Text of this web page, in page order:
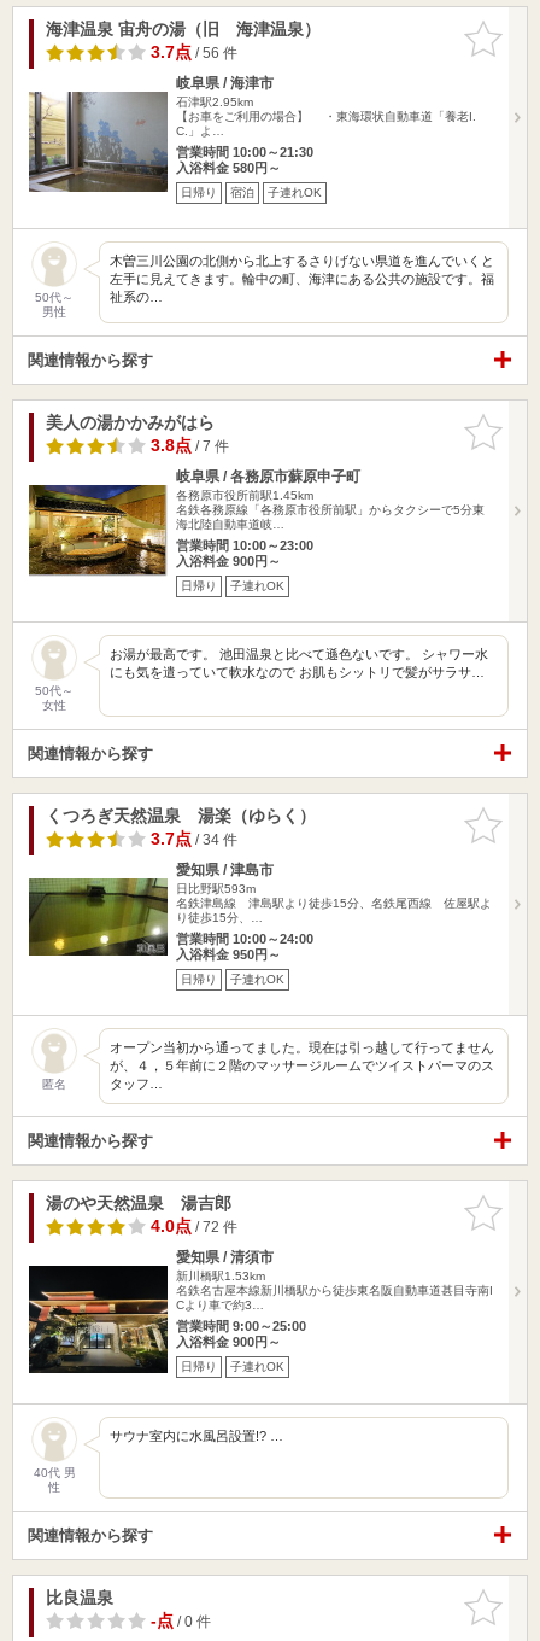
お気に入
りに追加
海津温泉 宙舟の湯（旧 海津温泉）
3.7点/ 56 件
岐阜県 / 海津市
石津駅2.95km
【お車をご利用の場合】 ・東海環状自動車道「養老I.
C.」よ…
営業時間 10:00～21:30
入浴料金 580円～
日帰り 宿泊 子連れOK
50代～
男性
木曽三川公園の北側から北上するさりげない県道を進んでいくと
左手に見えてきます。輪中の町、海津にある公共の施設です。福
祉系の…
関連情報から探す
お気に入
りに追加
美人の湯かかみがはら
3.8点/ 7 件
岐阜県 / 各務原市蘇原申子町
各務原市役所前駅1.45km
名鉄各務原線「各務原市役所前駅」からタクシーで5分東
海北陸自動車道岐…
営業時間 10:00～23:00
入浴料金 900円～
日帰り 子連れOK
50代～
女性
お湯が最高です。 池田温泉と比べて遜色ないです。 シャワー水
にも気を遣っていて軟水なので お肌もシットリで髪がサラサ…
関連情報から探す
お気に入
りに追加
くつろぎ天然温泉 湯楽（ゆらく）
3.7点/ 34 件
愛知県 / 津島市
日比野駅593m
名鉄津島線 津島駅より徒歩15分、名鉄尾西線 佐屋駅よ
り徒歩15分、…
営業時間 10:00～24:00
入浴料金 950円～
日帰り 子連れOK
匿名
オープン当初から通ってました。現在は引っ越して行ってません
が、４，５年前に２階のマッサージルームでツイストパーマのス
タッフ…
関連情報から探す
お気に入
りに追加
湯のや天然温泉 湯吉郎
4.0点/ 72 件
愛知県 / 清須市
新川橋駅1.53km
名鉄名古屋本線新川橋駅から徒歩東名阪自動車道甚目寺南I
Cより車で約3…
営業時間 9:00～25:00
入浴料金 900円～
日帰り 子連れOK
40代 男
性
サウナ室内に水風呂設置!? …
関連情報から探す
お気に入
りに追加
比良温泉
-点/ 0 件